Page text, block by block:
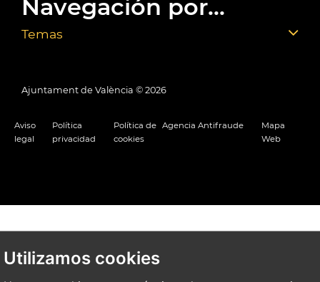
Utilizamos cookies
Navegación por...
Temas
Ajuntament de València © 2026
Aviso
legal
Política
privacidad
Política de
cookies
Agencia Antifraude
Mapa
Web